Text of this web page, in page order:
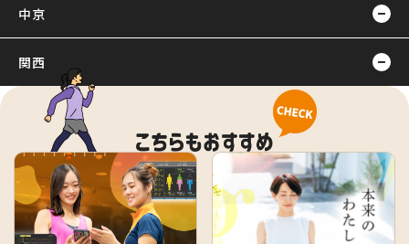
中京
関西